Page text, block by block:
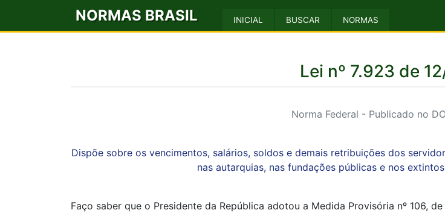
NORMAS BRASIL INICIAL BUSCAR NORMAS
Lei nº 7.923 de
Norma Federal - Publicado no
Dispõe sobre os vencimentos, salários, soldos e demais retribuições dos
nas autarquias, nas fundações públicas e nos
Faço saber que o Presidente da República adotou a Medida Provisória nº 106,